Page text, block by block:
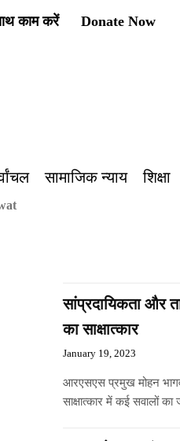
काम करें Donate Now
सामाजिक न्याय शिक्षा
सांप्रदायिकता और
का साक्षात्कार
January 19, 2023
आरएसएस प्रमुख मोहन
साक्षात्कार में कई सवालों का